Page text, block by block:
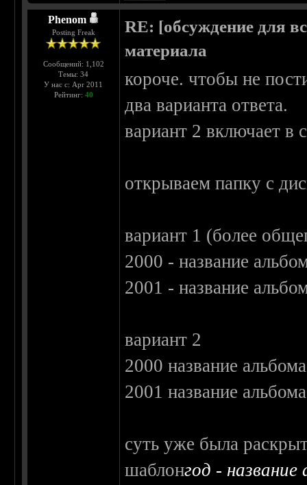
Phenom
Posting Freak
Сообщений: 1,102
Темы: 34
У нас с: Apr 2011
Рейтинг: 40
RE: [обсуждение для
материала
короче. чтобы не
два варианта ответа.
вариант 2 включает в
открываем папку с
вариант 1 (более
2000 - название
2001 - название
вариант 2
2000 название альбома
2001 название альбома
суть уже была
шаблонгод - название